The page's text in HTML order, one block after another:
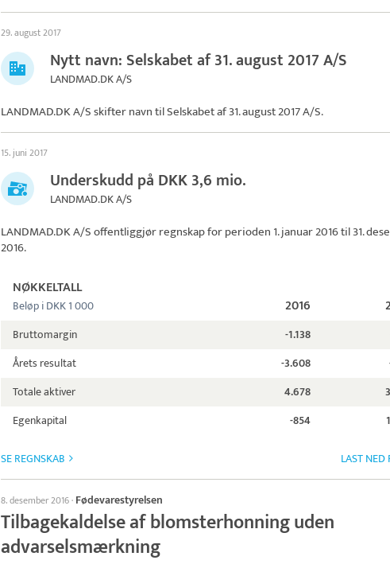
29. august 2017
Nytt navn: Selskabet af 31. august 2017 A/S
LANDMAD.DK A/S
LANDMAD.DK A/S skifter navn tilSelskabet af 31. august 2017 A/S.
15. juni 2017
Underskudd på DKK 3,6 mio.
LANDMAD.DK A/S
LANDMAD.DK A/Soffentliggjør regnskap for perioden 1. januar 2016 til 31.
2016.
NØKKELTALL
Beløp i DKK 1 000 2016
Bruttomargin -1.138
Årets resultat
-3.608
Totale aktiver
4.678
Egenkapital
-854
SE REGNSKAB LAST NED
8. desember 2016· Fødevarestyrelsen
Tilbagekaldelse af blomsterhonning uden
advarselsmærkning